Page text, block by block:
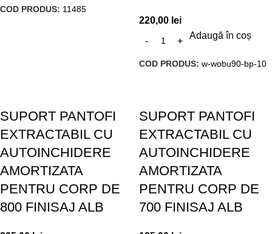
COD PRODUS: 11485
220,00 lei
Adaugă în coș
COD PRODUS: w-wobu90-bp-10
SUPORT PANTOFI
EXTRACTABIL CU
AUTOINCHIDERE
AMORTIZATA
PENTRU CORP DE
800 FINISAJ ALB
SUPORT PANTOFI
EXTRACTABIL CU
AUTOINCHIDERE
AMORTIZATA
PENTRU CORP DE
700 FINISAJ ALB